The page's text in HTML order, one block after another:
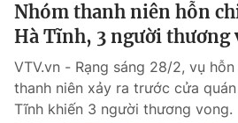
Nhóm thanh niên hỗn
Hà Tĩnh, 3 người thương
VTV.vn - Rạng sáng 28/2, vụ
thanh niên xảy ra trước cửa
Tĩnh khiến 3 người thương vong.